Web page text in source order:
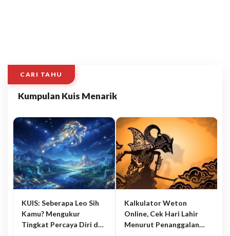
CARI TAHU
Kumpulan Kuis Menarik
KUIS: Seberapa Leo Sih
Kamu? Mengukur
Tingkat Percaya Diri dan
Kalkulator Weton
Online, Cek Hari Lahir
Menurut Penanggalan